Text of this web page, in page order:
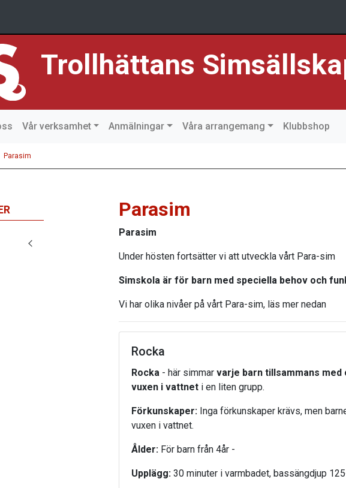
Trollhättans
Vår verksamhet Anmälningar Våra arrangemang Klubbshop
Parasim
Parasim
Parasim
Under hösten fortsätter vi att utveckla vårt Para-sim
Simskola är för barn med speciella behov och
Vi har olika nivåer på vårt Para-sim, läs mer nedan
Rocka
Rocka - här simmar varje barn tillsammans med
vuxen i vattnet i en liten grupp.
Förkunskaper: Inga förkunskaper krävs, men
vuxen i vattnet.
Ålder: För barn från 4år -
Upplägg: 30 minuter i varmbadet, bassängdjup